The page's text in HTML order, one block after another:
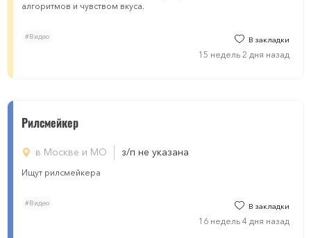
алгоритмов и чувством вкуса.
#Видео В закладки
15 недель 2 дня назад
Рилсмейкер
в Москве и МО з/п не указана
Ищут рилсмейкера
#Видео В закладки
16 недель 4 дня назад